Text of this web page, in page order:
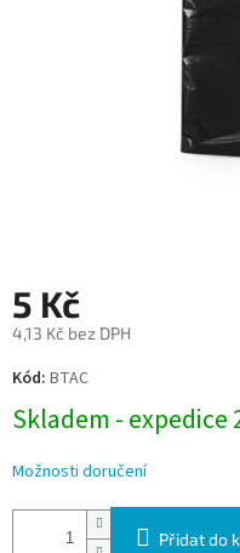
5 Kč
4,13 Kč bez DPH
Měrná
cena:
Kód: BTAC
Skladem - expedice
Možnosti doručení
Přidat do